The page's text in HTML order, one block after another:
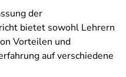
der
bietet sowohl Lehrern
Vorteilen und
auf verschiedene